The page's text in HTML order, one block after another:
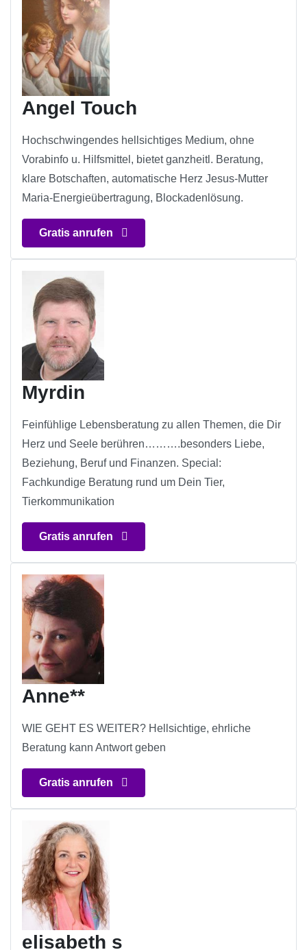
Angel Touch
Hochschwingendes hellsichtiges Medium, ohne
Vorabinfo u. Hilfsmittel, bietet ganzheitl. Beratung,
klare Botschaften, automatische Herz Jesus-Mutter
Maria-Energieübertragung, Blockadenlösung.
Gratis anrufen
Myrdin
Feinfühlige Lebensberatung zu allen Themen, die Dir
Herz und Seele berühren……….besonders Liebe,
Beziehung, Beruf und Finanzen. Special:
Fachkundige Beratung rund um Dein Tier,
Tierkommunikation
Gratis anrufen
Anne**
WIE GEHT ES WEITER? Hellsichtige, ehrliche
Beratung kann Antwort geben
Gratis anrufen
elisabeth s